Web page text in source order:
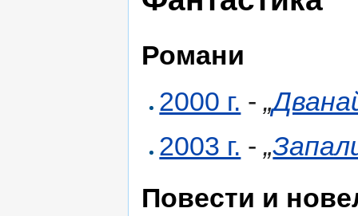
Романи
2000 г. -„
2003 г. -„
Повести и